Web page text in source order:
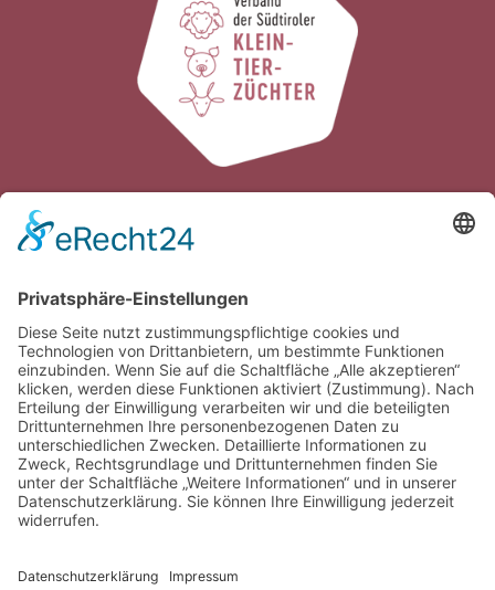
Verband der Südtiroler
Südtirol
Tel.0039 0471 063980 ∎ Fax0039 0471
063981 ∎ info@vskonline.com
Öffnungszeiten
Mo-Do 8.00 – 12.00 Uhr & 14.00 – 16.30 Uhr
Fr 8.00 – 12.00 Uhr & 14.00 – 15.00 Uhr